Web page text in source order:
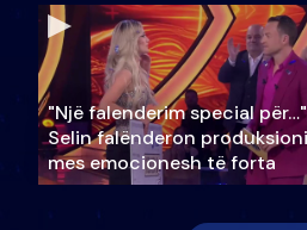
"Një falenderim special
Selin falënderon
mes emocionesh të forta